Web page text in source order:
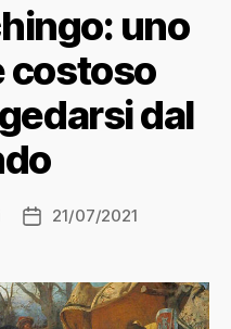
uno
costoso
dal
Data21/07/2021